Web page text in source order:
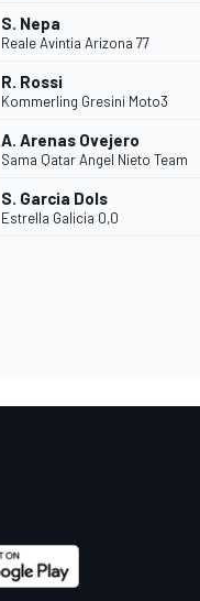
S. Nepa
Reale Avintia Arizona 77
R. Rossi
Kommerling Gresini Moto3
A. Arenas Ovejero
Sama Qatar Angel Nieto Team
S. Garcia Dols
Estrella Galicia 0,0